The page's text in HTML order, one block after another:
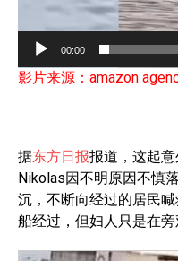
y
e
00:00
影片来源：amazon
据东方日报报道，这起意
Nikolas因不明原因不慎
沉，不断向经过的居民
船经过，但妇人只是在旁